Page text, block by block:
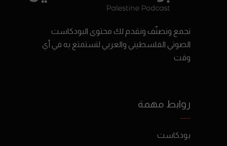
نجمع ونصنّف ونقدم لك محتوى البودكاست
الصوتي الفلسطيني والعربي لتستمتع به في أي
وقت
روابط مهمة
بودكاست